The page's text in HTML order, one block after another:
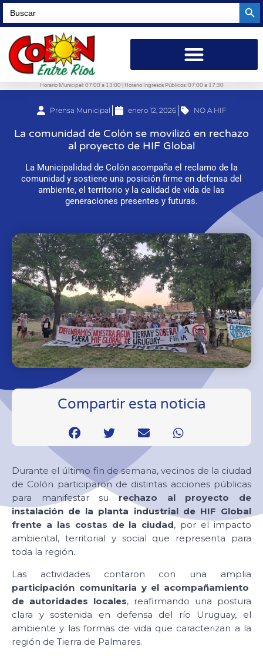
Search
for:
Horario Municipal: 07:00 a 13:00 | Horario Ingresos Públicos: 07:00 a 17:30
Prensa Municipal enero 12, 2026 NO A HIF
La comunidad de Colón se movilizó en rechazo
al proyecto de HIF Global
La Municipalidad de Colón acompaña el reclamo de la
comunidad y sostiene una posición firme en defensa del
ambiente, el territorio y la calidad de vida de las
generaciones presentes y futuras.
Compartir esta noticia
Durante el último fin de semana, vecinos de la ciudad
de Colón participaron de distintas acciones públicas
para manifestar surechazo al proyecto de
instalación de la planta industrial de HIF Global
frente a las costas de la ciudad, por el impacto
ambiental, territorial y social que representa para
toda la región.
Las actividades contaron con una amplia
participación comunitaria y el acompañamiento
de autoridades locales, reafirmando una postura
clara y sostenida en defensa del río Uruguay, el
ambiente y las formas de vida que caracterizan a la
región de Tierra de Palmares.